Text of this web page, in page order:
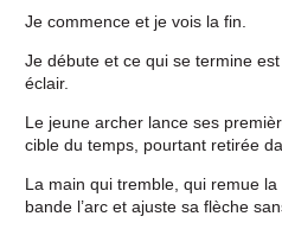
Je commence et je vois la fin.
Je débute et ce qui se termine
éclair.
Le jeune archer lance ses
cible du temps, pourtant retirée
La main qui tremble, qui remue
bande l’arc et ajuste sa flèche